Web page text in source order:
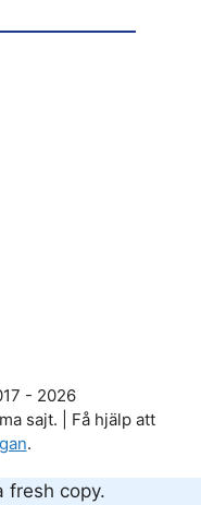
- 2026
sajt. | Få hjälp att
.
fresh copy.